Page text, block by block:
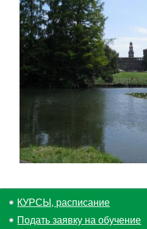
КУРСЫ, расписание
Подать заявку на обучение